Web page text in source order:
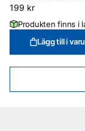
199 kr
Produkten finns i
Lägg till i